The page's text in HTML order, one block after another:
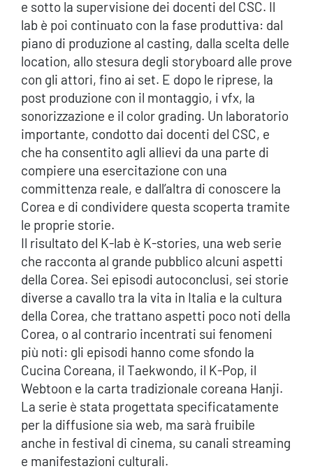
e sotto la supervisione dei docenti del CSC. Il
lab è poi continuato con la fase produttiva: dal
piano di produzione al casting, dalla scelta delle
location, allo stesura degli storyboard alle prove
con gli attori, fino ai set. E dopo le riprese, la
post produzione con il montaggio, i vfx, la
sonorizzazione e il color grading. Un laboratorio
importante, condotto dai docenti del CSC, e
che ha consentito agli allievi da una parte di
compiere una esercitazione con una
committenza reale, e dall’altra di conoscere la
Corea e di condividere questa scoperta tramite
le proprie storie.
Il risultato del K-lab è K-stories, una web serie
che racconta al grande pubblico alcuni aspetti
della Corea. Sei episodi autoconclusi, sei storie
diverse a cavallo tra la vita in Italia e la cultura
della Corea, che trattano aspetti poco noti della
Corea, o al contrario incentrati sui fenomeni
più noti: gli episodi hanno come sfondo la
Cucina Coreana, il Taekwondo, il K-Pop, il
Webtoon e la carta tradizionale coreana Hanji.
La serie è stata progettata specificatamente
per la diffusione sia web, ma sarà fruibile
anche in festival di cinema, su canali streaming
e manifestazioni culturali.